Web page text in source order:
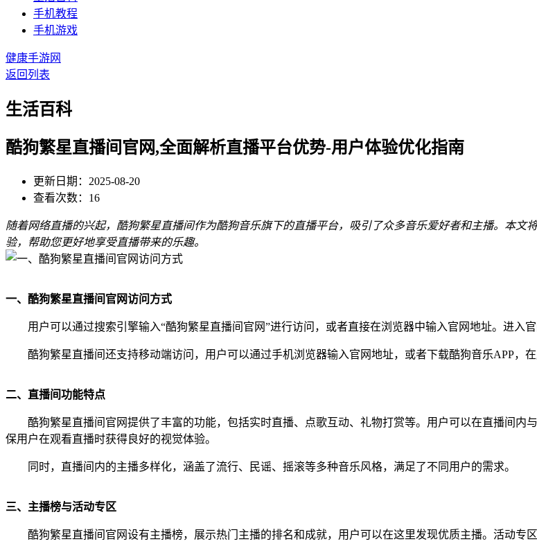
手机教程
手机游戏
健康手游网
返回列表
生活百科
酷狗繁星直播间官网,全面解析直播平台优势-用户体验优化指南
更新日期：2025-08-20
查看次数：16
随着网络直播的兴起，酷狗繁星直播间作为酷狗音乐旗下的直播平台，吸引了众多音乐爱好者和主播。本
验，帮助您更好地享受直播带来的乐趣。
一、酷狗繁星直播间官网访问方式
用户可以通过搜索引擎输入“酷狗繁星直播间官网”进行访问，或者直接在浏览器中输入官网地址。进入
酷狗繁星直播间还支持移动端访问，用户可以通过手机浏览器输入官网地址，或者下载酷狗音乐APP，
二、直播间功能特点
酷狗繁星直播间官网提供了丰富的功能，包括实时直播、点歌互动、礼物打赏等。用户可以在直播间
保用户在观看直播时获得良好的视觉体验。
同时，直播间内的主播多样化，涵盖了流行、民谣、摇滚等多种音乐风格，满足了不同用户的需求。
三、主播榜与活动专区
酷狗繁星直播间官网设有主播榜，展示热门主播的排名和成就，用户可以在这里发现优质主播。活动专